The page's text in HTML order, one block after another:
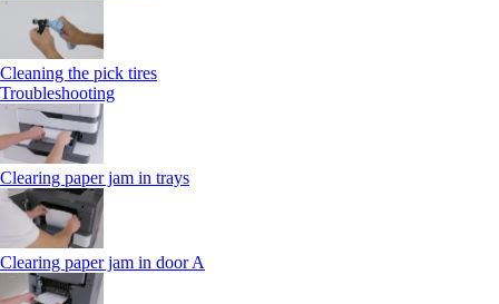
Cleaning the pick tires
Troubleshooting
Clearing paper jam in trays
Clearing paper jam in door A